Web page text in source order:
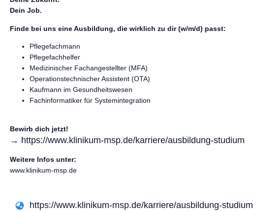
Dein Job.
Finde bei uns eine Ausbildung, die wirklich zu dir (w/m/d) passt:
Pflegefachmann
Pflegefachhelfer
Medizinischer Fachangestellter (MFA)
Operationstechnischer Assistent (OTA)
Kaufmann im Gesundheitswesen
Fachinformatiker für Systemintegration
Bewirb dich jetzt!
→ https://www.klinikum-msp.de/karriere/ausbildung-studium
Weitere Infos unter:
www.klinikum-msp.de
https://www.klinikum-msp.de/karriere/ausbildung-studium